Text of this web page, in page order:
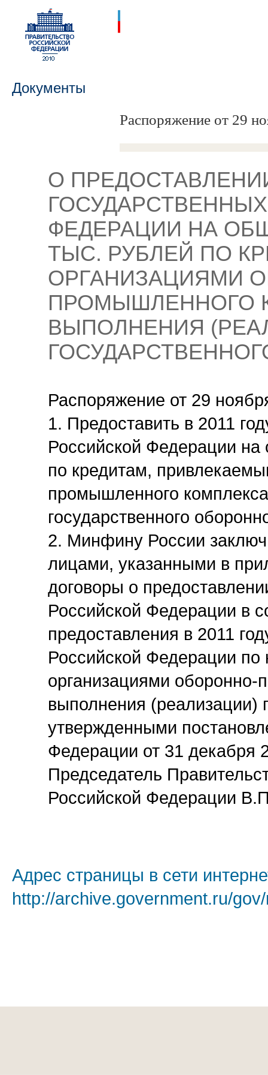
Документы
Распоряжение от 29
О
ФЕДЕРАЦИИ НА
ТЫС. РУБЛЕЙ ПО
ОРГАНИЗАЦИЯМИ
ПРОМЫШЛЕННОГО
ВЫПОЛНЕНИЯ
Распоряжение от 29
1. Предоставить в 2011
Российской Федерации
по кредитам,
промышленного
государственного
2. Минфину России
лицами, указанными в
договоры о
Российской Федерации в
предоставления в 2011
Российской Федерации
организациями
выполнения (реализации)
утвержденными
Федерации от 31 декабря
Председатель
Российской Федерации
Адрес страницы в сети
http://archive.government.ru/